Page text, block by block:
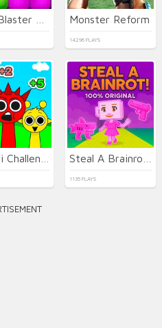
Monster Reform
14296 PLAYS
1135 PLAYS